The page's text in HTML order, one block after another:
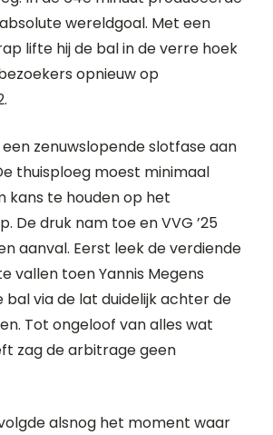
wereldgoal. Met een
lifte hij de bal in de verre hoek
opnieuw op
zenuwslopende slotfase aan
thuisploeg moest minimaal
kans te houden op het
De druk nam toe en VVG ’25
aanval. Eerst leek de verdiende
vallen toen Yannis Megens
bal via de lat duidelijk achter de
Tot ongeloof van alles wat
zag de arbitrage geen
alsnog het moment waar